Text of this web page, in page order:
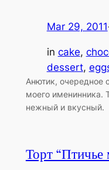
Mar 29, 2011
in cake,
dessert,
Анютик, очередное
моего именинника.
нежный и вкусный.
Торт “Птичье